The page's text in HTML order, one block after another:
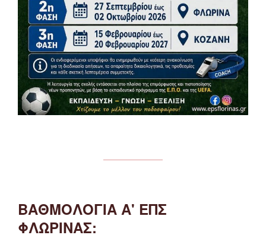
ΒΑΘΜΟΛΟΓΙΑ Α' ΕΠΣ
ΦΛΩΡΙΝΑΣ: